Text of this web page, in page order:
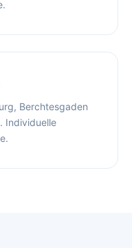
Berchtesgaden
Individuelle